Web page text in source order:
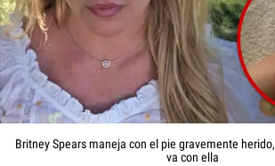
Britney Spears maneja con el pie gravemente
va con ella